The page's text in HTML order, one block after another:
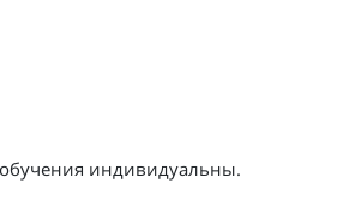
обучения индивидуальны.